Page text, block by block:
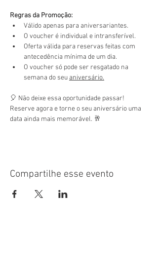
Regras da Promoção:
Válido apenas para aniversariantes.
O voucher é individual e intransferível.
Oferta válida para reservas feitas com
antecedência mínima de um dia.
O voucher só pode ser resgatado na
semana do seu aniversário.
🎈 Não deixe essa oportunidade passar!
Reserve agora e torne o seu aniversário uma
data ainda mais memorável. 🥂
Compartilhe esse evento